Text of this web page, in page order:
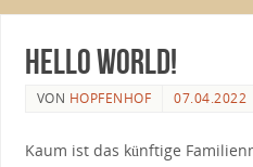
Hello world!
VON HOPFENHOF 07.04.2022
Kaum ist das künftige